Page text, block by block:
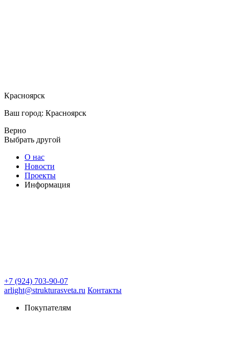
Красноярск
Ваш город: Красноярск
Верно
Выбрать другой
О нас
Новости
Проекты
Информация
+7 (924) 703-90-07
arlight@strukturasveta.ru Контакты
Покупателям